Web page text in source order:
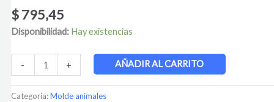
$795,45
Disponibilidad: Hay existencias
- + AÑADIR AL CARRITO
Categoría:Molde animales